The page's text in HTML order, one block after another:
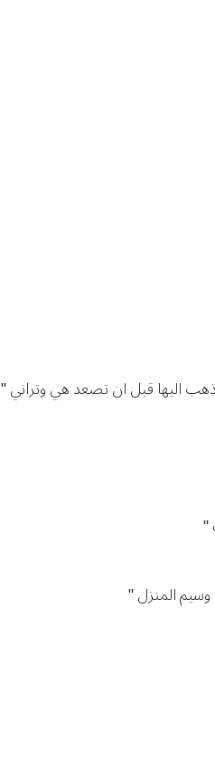
اليها قبل ان تصعد هي وتراني "
المنزل "